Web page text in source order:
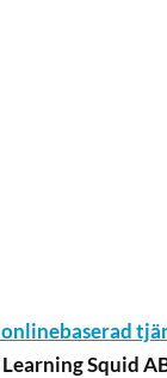
Squid